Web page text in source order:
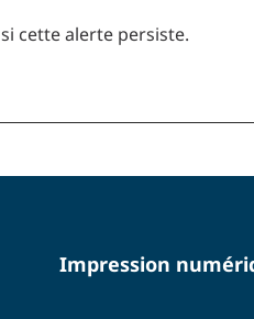
si cette alerte persiste.
Impression